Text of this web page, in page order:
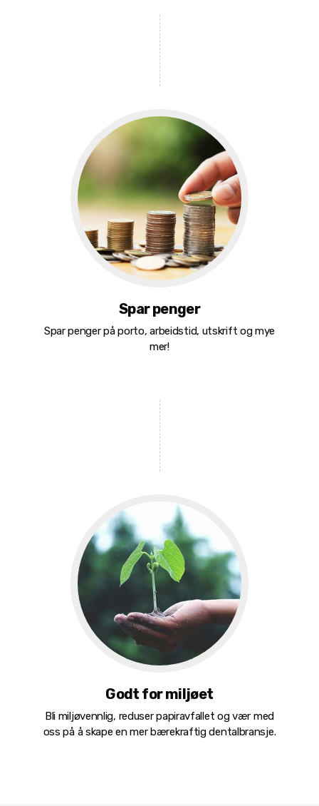
Spar penger
Spar penger på porto, arbeidstid, utskrift og mye
mer!
Godt for miljøet
Bli miljøvennlig, reduser papiravfallet og vær med
oss på å skape en mer bærekraftig dentalbransje.